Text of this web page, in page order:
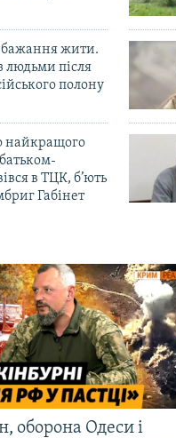
жити.
людьми після
полону
найкращого
в ТЦК, б’ють
Габінет
оборона Одеси і